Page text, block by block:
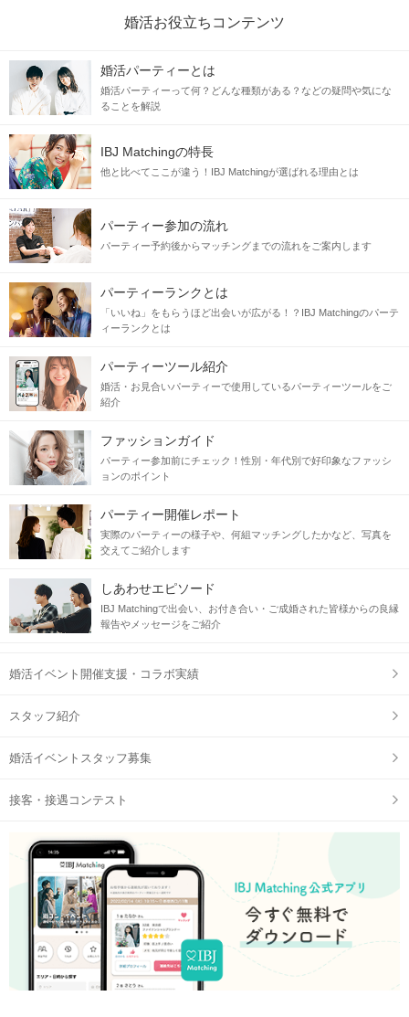
婚活お役立ちコンテンツ
婚活パーティーとは
婚活パーティーって何？どんな種類がある？などの疑問や気にな
ることを解説
IBJ Matchingの特長
他と比べてここが違う！IBJ Matchingが選ばれる理由とは
パーティー参加の流れ
パーティー予約後からマッチングまでの流れをご案内します
パーティーランクとは
「いいね」をもらうほど出会いが広がる！？IBJ Matchingのパーテ
ィーランクとは
パーティーツール紹介
婚活・お見合いパーティーで使用しているパーティーツールをご
紹介
ファッションガイド
パーティー参加前にチェック！性別・年代別で好印象なファッシ
ョンのポイント
パーティー開催レポート
実際のパーティーの様子や、何組マッチングしたかなど、写真を
交えてご紹介します
しあわせエピソード
IBJ Matchingで出会い、お付き合い・ご成婚された皆様からの良縁
報告やメッセージをご紹介
婚活イベント開催支援・コラボ実績
スタッフ紹介
婚活イベントスタッフ募集
接客・接遇コンテスト